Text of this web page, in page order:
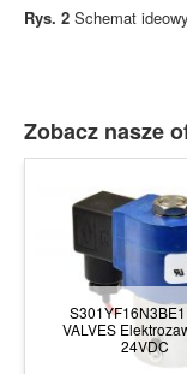
Rys. 2 Schemat
Zobacz nasze
VALVES
24VDC